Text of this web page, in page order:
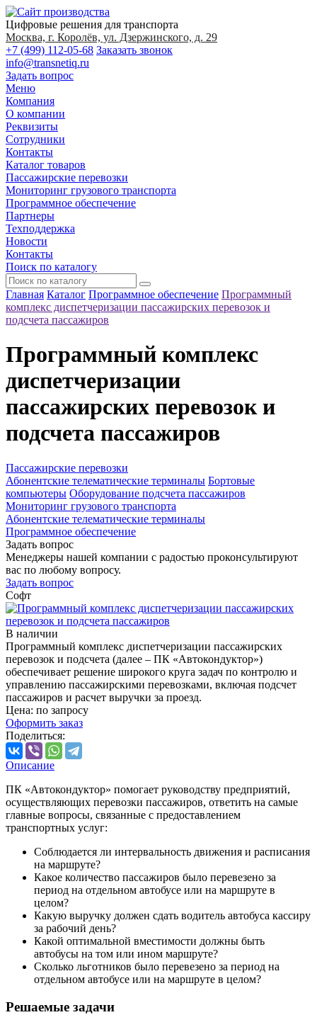
Цифровые решения для транспорта
Москва, г. Королёв, ул. Дзержинского, д. 29
+7 (499) 112-05-68 Заказать звонок
info@transnetiq.ru
Задать вопрос
Меню
Компания
О компании
Реквизиты
Сотрудники
Контакты
Каталог товаров
Пассажирские перевозки
Мониторинг грузового транспорта
Программное обеспечение
Партнеры
Техподдержка
Новости
Контакты
Поиск по каталогу
Главная Каталог Программное обеспечение Программный
комплекс диспетчеризации пассажирских перевозок и
подсчета пассажиров
Программный комплекс
диспетчеризации
пассажирских перевозок и
подсчета пассажиров
Пассажирские перевозки
Абонентские телематические терминалы Бортовые
компьютеры Оборудование подсчета пассажиров
Мониторинг грузового транспорта
Абонентские телематические терминалы
Программное обеспечение
Задать вопрос
Менеджеры нашей компании с радостью проконсультируют
вас по любому вопросу.
Задать вопрос
Софт
В наличии
Программный комплекс диспетчеризации пассажирских
перевозок и подсчета (далее – ПК «Автокондуктор»)
обеспечивает решение широкого круга задач по контролю и
управлению пассажирскими перевозками, включая подсчет
пассажиров и расчет выручки за проезд.
Цена: по запросу
Оформить заказ
Поделиться:
Описание
ПК «Автокондуктор» помогает руководству предприятий,
осуществляющих перевозки пассажиров, ответить на самые
главные вопросы, связанные с предоставлением
транспортных услуг:
Соблюдается ли интервальность движения и расписания
на маршруте?
Какое количество пассажиров было перевезено за
период на отдельном автобусе или на маршруте в
целом?
Какую выручку должен сдать водитель автобуса кассиру
за рабочий день?
Какой оптимальной вместимости должны быть
автобусы на том или ином маршруте?
Сколько льготников было перевезено за период на
отдельном автобусе или на маршруте в целом?
Решаемые задачи